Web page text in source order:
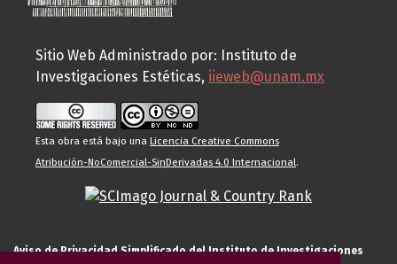
Sitio Web Administrado por: Instituto de
Investigaciones Estéticas, iieweb@unam.mx
Esta obra está bajo una Licencia Creative Commons
Atribución-NoComercial-SinDerivadas 4.0 Internacional.
Aviso de Privacidad Simplificado del Instituto de Investigaciones